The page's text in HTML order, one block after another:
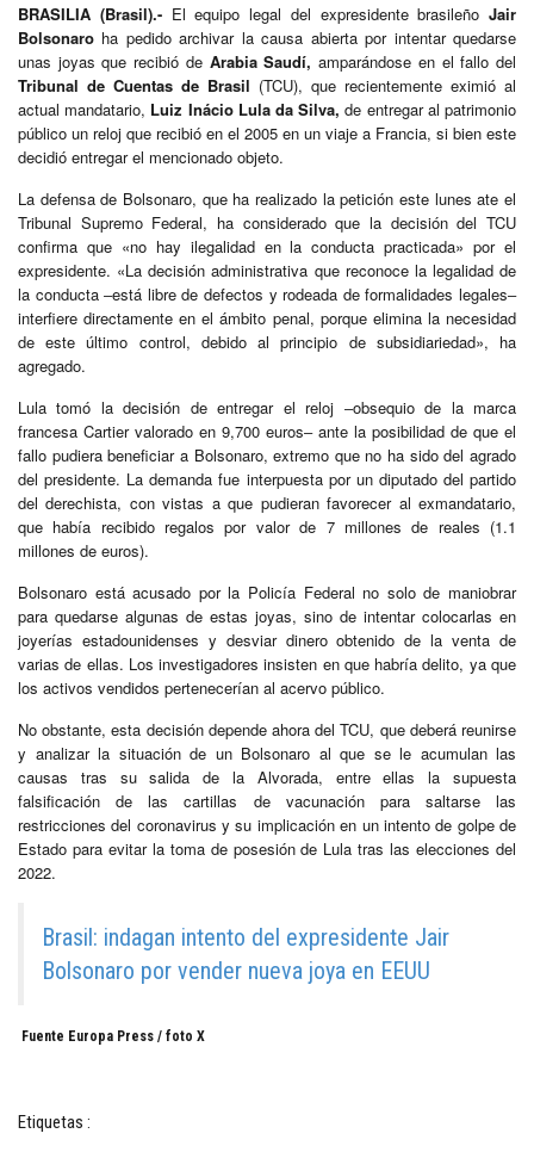
BRASILIA (Brasil).- El equipo legal del expresidente brasileño Jair
Bolsonaro ha pedido archivar la causa abierta por intentar quedarse
unas joyas que recibió de Arabia Saudí, amparándose en el fallo del
Tribunal de Cuentas de Brasil (TCU), que recientemente eximió al
actual mandatario, Luiz Inácio Lula da Silva, de entregar al patrimonio
público un reloj que recibió en el 2005 en un viaje a Francia, si bien este
decidió entregar el mencionado objeto.
La defensa de Bolsonaro, que ha realizado la petición este lunes ate el
Tribunal Supremo Federal, ha considerado que la decisión del TCU
confirma que «no hay ilegalidad en la conducta practicada» por el
expresidente. «La decisión administrativa que reconoce la legalidad de
la conducta ‒está libre de defectos y rodeada de formalidades legales‒
interfiere directamente en el ámbito penal, porque elimina la necesidad
de este último control, debido al principio de subsidiariedad», ha
agregado.
Lula tomó la decisión de entregar el reloj ‒obsequio de la marca
francesa Cartier valorado en 9,700 euros‒ ante la posibilidad de que el
fallo pudiera beneficiar a Bolsonaro, extremo que no ha sido del agrado
del presidente. La demanda fue interpuesta por un diputado del partido
del derechista, con vistas a que pudieran favorecer al exmandatario,
que había recibido regalos por valor de 7 millones de reales (1.1
millones de euros).
Bolsonaro está acusado por la Policía Federal no solo de maniobrar
para quedarse algunas de estas joyas, sino de intentar colocarlas en
joyerías estadounidenses y desviar dinero obtenido de la venta de
varias de ellas. Los investigadores insisten en que habría delito, ya que
los activos vendidos pertenecerían al acervo público.
No obstante, esta decisión depende ahora del TCU, que deberá reunirse
y analizar la situación de un Bolsonaro al que se le acumulan las
causas tras su salida de la Alvorada, entre ellas la supuesta
falsificación de las cartillas de vacunación para saltarse las
restricciones del coronavirus y su implicación en un intento de golpe de
Estado para evitar la toma de posesión de Lula tras las elecciones del
2022.
Brasil: indagan intento del expresidente Jair
Bolsonaro por vender nueva joya en EEUU
Fuente Europa Press / foto X
Etiquetas :